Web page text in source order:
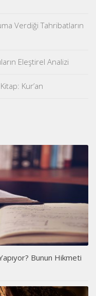
Verdiği Tahribatların
Eleştirel Analizi
Kur’an
Bunun Hikmeti